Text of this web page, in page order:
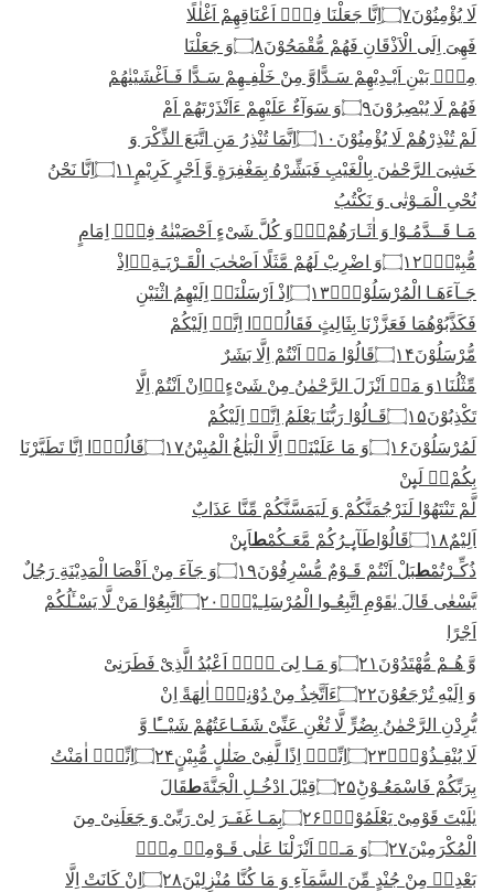
لَا یُؤْمِنُوْنَ۝۷اِنَّا جَعَلْنَا فِیْۤ اَعْنَاقِهِمْ اَغْلٰلًا
فَهِیَ اِلَى الْاَذْقَانِ فَهُمْ مُّقْمَحُوْنَ۝۸وَ جَعَلْنَا
مِنْۢ بَیْنِ اَیْـدِیْهِمْ سَـدًّاوَّ مِنْ خَلْفِـهِمْ سَـدًّا فَـاَغْشَیْنٰهُمْ
فَهُمْ لَا یُبْصِرُوْنَ۝۹وَ سَوَآءٌ عَلَیْهِمْ ءَاَنْذَرْتَهُمْ اَمْ
لَمْ تُنْذِرْهُمْ لَا یُؤْمِنُوْنَ۝۱۰اِنَّمَا تُنْذِرُ مَنِ اتَّبَعَ الذِّكْرَ وَ
خَشِیَ الرَّحْمٰنَ بِالْغَیْبِ فَبَشِّرْهُ بِمَغْفِرَةٍ وَّ اَجْرٍ كَرِیْمٍ ۝۱۱اِنَّا نَحْنُ
نُحْیِ الْمَـوْتٰى وَ نَكْتُبُ
مَـا قَــدَّمُـوْا وَ اٰثَـارَهُمْ١ۣؕوَ كُلَّ شَیْءٍ اَحْصَیْنٰهُ فِیْۤ اِمَامٍ
مُّبِیْنٍ۠۝۱۲وَ اضْرِبْ لَهُمْ مَّثَلًا اَصْحٰبَ الْقَـرْیَـةِ١ۘاِذْ
جَـآءَهَـا الْمُرْسَلُوْنَۚ۝۱۳اِذْ اَرْسَلْنَاۤ اِلَیْهِمُ اثْنَیْنِ
فَكَذَّبُوْهُمَا فَعَزَّزْنَا بِثَالِثٍ فَقَالُوْۤا اِنَّاۤ اِلَیْكُمْ
مُّرْسَلُوْنَ۝۱۴قَالُوْا مَاۤ اَنْتُمْ اِلَّا بَشَرٌ
مِّثْلُنَا١وَ مَاۤ اَنْزَلَ الرَّحْمٰنُ مِنْ شَیْءٍ١ۙاِنْ اَنْتُمْ اِلَّا
تَكْذِبُوْنَ۝۱۵قَـالُوْا رَبُّنَا یَعْلَمُ اِنَّاۤ اِلَیْكُمْ
لَمُرْسَلُوْنَ۝۱۶وَ مَا عَلَیْنَاۤ اِلَّا الْبَلٰغُ الْمُبِیْنُ۝۱۷قَالُوْۤا اِنَّا تَطَیَّرْنَا
بِكُمْ١ۚ لَىِٕنْ
لَّمْ تَنْتَهُوْا لَنَرْجُمَنَّكُمْ وَ لَیَمَسَّنَّكُمْ مِّنَّا عَذَابٌ
اَلِیْمٌ۝۱۸قَالُوْاطَآىِٕـرُكُمْ مَّعَـكُمْطاَىِٕنْ
ذُكِّـرْتُمْطبَلْ اَنْتُمْ قَـوْمٌ مُّسْرِفُوْنَ۝۱۹وَ جَآءَ مِنْ اَقْصَا الْمَدِیْنَةِ رَجُلٌ
یَّسْعٰى قَالَ یٰقَوْمِ اتَّبِعُـوا الْمُرْسَلِـیْنَۙ۝۲۰اتَّبِعُوْا مَنْ لَّا یَسْـَٔلُكُمْ
اَجْرًا
وَّ هُـمْ مُّهْتَدُوْنَ۝۲۱وَ مَـا لِیَ لَاۤ اَعْبُدُ الَّذِیْ فَطَرَنِیْ
وَ اِلَیْهِ تُرْجَعُوْنَ۝۲۲ءَاَتَّخِذُ مِنْ دُوْنِهٖۤ اٰلِهَةً اِنْ
یُّرِدْنِ الرَّحْمٰنُ بِضُرٍّ لَّا تُغْنِ عَنِّیْ شَفَـاعَتُهُمْ شَیْــًٔا وَّ
لَا یُنْقِـذُوْنِۚ۝۲۳اِنِّیْۤ اِذًا لَّفِیْ ضَلٰلٍ مُّبِیْنٍ۝۲۴اِنِّیْۤ اٰمَنْتُ
بِرَبِّكُمْ فَاسْمَعُـوْنِؕ۝۲۵قِیْلَ ادْخُـلِ الْجَنَّةَطقَالَ
یٰلَیْتَ قَوْمِیْ یَعْلَمُوْنَۙ۝۲۶بِمَـا غَفَـرَ لِیْ رَبِّیْ وَ جَعَلَنِیْ مِنَ
الْمُكْرَمِیْنَ۝۲۷وَ مَـاۤ اَنْزَلْنَا عَلٰى قَـوْمِهٖ مِنْۢ
بَعْدِهٖ مِنْ جُنْدٍ مِّنَ السَّمَآءِ وَ مَا كُنَّا مُنْزِلِیْنَ۝۲۸اِنْ كَانَتْ اِلَّا